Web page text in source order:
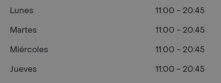
Lunes
11:00 - 20:45
Martes
11:00 - 20:45
Miércoles
11:00 - 20:45
Jueves
11:00 - 20:45